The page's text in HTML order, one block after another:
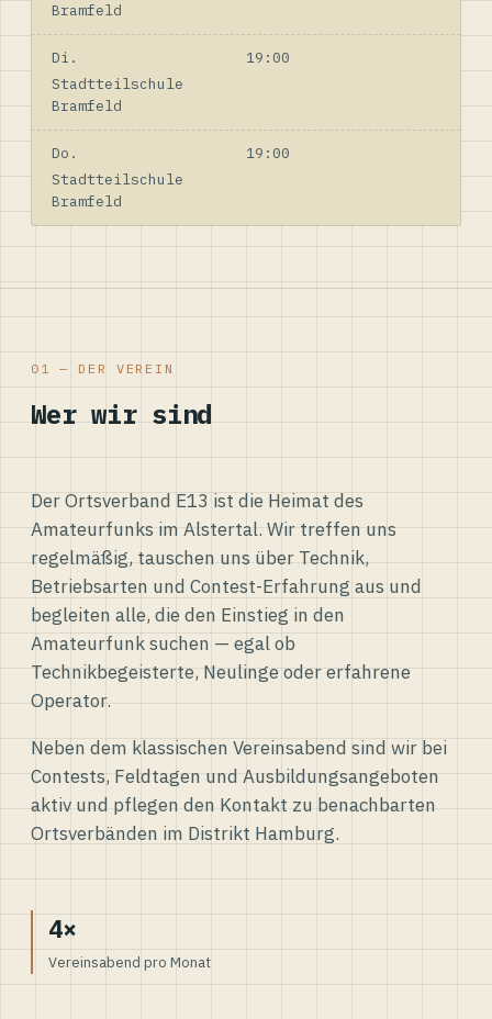
Bramfeld
Di.
19:00
Stadtteilschule
Bramfeld
Do.
19:00
Stadtteilschule
Bramfeld
01 — DER VEREIN
Wer wir sind
Der Ortsverband E13 ist die Heimat des
Amateurfunks im Alstertal. Wir treffen uns
regelmäßig, tauschen uns über Technik,
Betriebsarten und Contest-Erfahrung aus und
begleiten alle, die den Einstieg in den
Amateurfunk suchen — egal ob
Technikbegeisterte, Neulinge oder erfahrene
Operator.
Neben dem klassischen Vereinsabend sind wir bei
Contests, Feldtagen und Ausbildungsangeboten
aktiv und pflegen den Kontakt zu benachbarten
Ortsverbänden im Distrikt Hamburg.
4×
Vereinsabend pro Monat